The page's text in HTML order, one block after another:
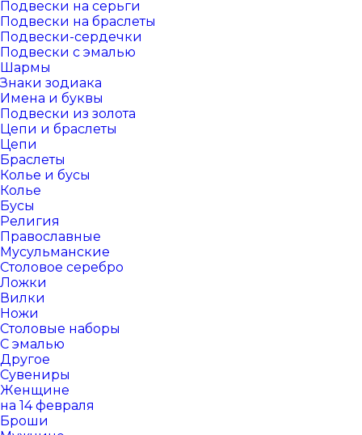
Подвески на серьги
Подвески на браслеты
Подвески-сердечки
Подвески с эмалью
Шармы
Знаки зодиака
Имена и буквы
Подвески из золота
Цепи и браслеты
Цепи
Браслеты
Колье и бусы
Колье
Бусы
Религия
Православные
Мусульманские
Столовое серебро
Ложки
Вилки
Ножи
Столовые наборы
С эмалью
Другое
Сувениры
Женщине
на 14 февраля
Броши